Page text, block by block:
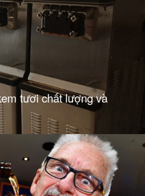
tươi chất lượng và